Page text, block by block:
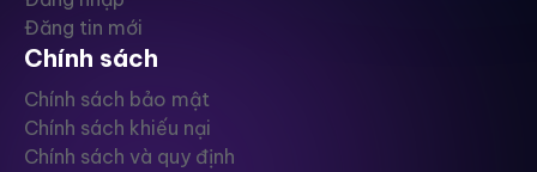
Đăng tin mới
Chính sách
Chính sách bảo mật
Chính sách khiếu nại
Chính sách và quy định